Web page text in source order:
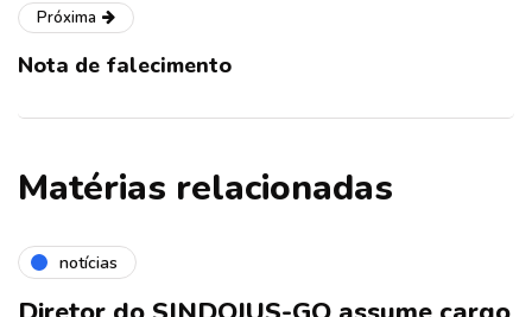
Próxima
Nota de falecimento
Matérias relacionadas
notícias